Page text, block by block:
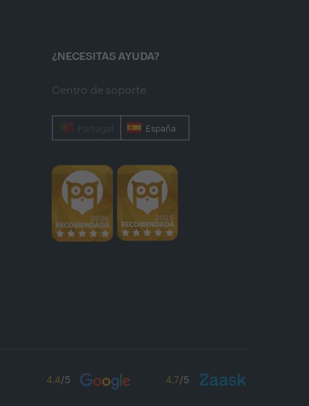
¿NECESITAS AYUDA?
Centro de soporte
Portugal España
4.4/5 4.7/5